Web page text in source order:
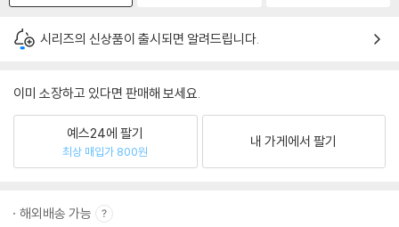
시리즈의 신상품이 출시되면 알려드립니다.
이미 소장하고 있다면 판매해 보세요.
예스24에 팔기
최상 매입가 800원
내 가게에서 팔기
해외배송 가능